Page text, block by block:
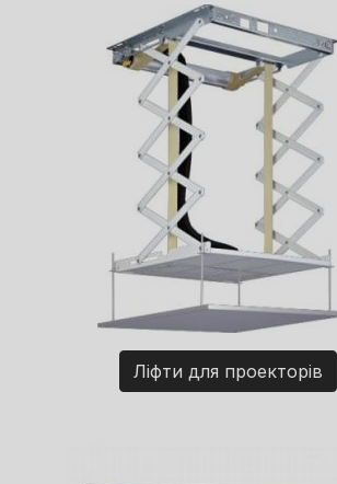
Ліфти для проекторів